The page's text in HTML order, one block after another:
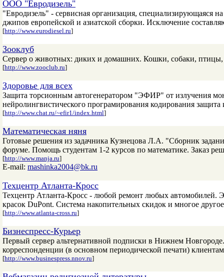
ООО "Евродизель"
"Евродизель" - сервисная организация, специализирующаяся
джипов европейской и азиатской сборки. Исключение
[http://www.eurodiesel.ru]
Зооклуб
Сервер о животных: диких и домашних. Кошки, собаки,
[http://www.zooclub.ru]
Здоровье для всех
Защита торсионным автогенератором "ЭФИР" от излучения
нейролингвистического програмирования кодирования
[http://www.chat.ru/~efir1/index.html]
Математическая няня
Готовые решения из задачника Кузнецова Л.А. "Сборник
форуме. Помощь студентам 1-2 курсов по математике. Заказ
[http://www.manja.ru]
E-mail: mashinka2004@bk.ru
Техцентр Атланта-Кросс
Техцентр Атланта-Кросс - любой ремонт любых автомобилей.
красок DuPont. Система накопительных скидок и многое
[http://www.atlanta-cross.ru]
Бизнеспресс-Курьер
Первый сервер альтернативной подписки в Нижнем
корреспонденции (в основном периодической печати)
[http://www.businespress.nnov.ru]